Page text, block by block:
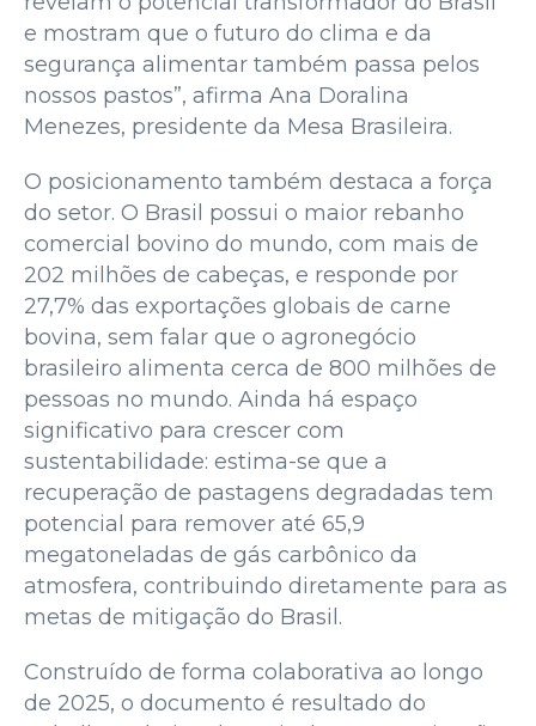
e mostram que o futuro do clima e da
segurança alimentar também passa pelos
nossos pastos”, afirma Ana Doralina
Menezes, presidente da Mesa Brasileira.
O posicionamento também destaca a força
do setor. O Brasil possui o maior rebanho
comercial bovino do mundo, com mais de
202 milhões de cabeças, e responde por
27,7% das exportações globais de carne
bovina, sem falar que o agronegócio
brasileiro alimenta cerca de 800 milhões de
pessoas no mundo. Ainda há espaço
significativo para crescer com
sustentabilidade: estima-se que a
recuperação de pastagens degradadas tem
potencial para remover até 65,9
megatoneladas de gás carbônico da
atmosfera, contribuindo diretamente para as
metas de mitigação do Brasil.
Construído de forma colaborativa ao longo
de 2025, o documento é resultado do